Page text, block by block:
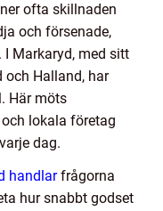
ofta skillnaden
och försenade,
I Markaryd, med sitt
och Halland, har
Här möts
lokala företag
dag.
handlarfrågorna
hur snabbt godset